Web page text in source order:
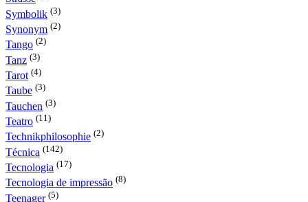
Symbolik (3)
Synonym (2)
Tango (2)
Tanz (3)
Tarot (4)
Taube (3)
Tauchen (3)
Teatro (11)
Technikphilosophie (2)
Técnica (142)
Tecnologia (17)
Tecnologia de impressão (8)
Teenager (5)